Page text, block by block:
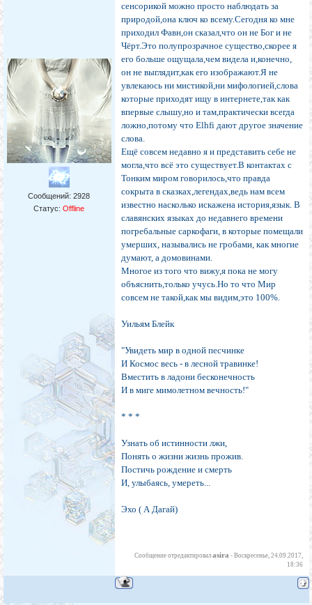
Сообщений: 2928
Статус: Offline
сенсорикой можно просто наблюдать за
природой,она ключ ко всему.Сегодня ко мне
приходил Фавн,он сказал,что он не Бог и не
Чёрт.Это полупрозрачное существо,скорее я
его больше ощущала,чем видела и,конечно,
он не выглядит,как его изображают.Я не
увлекаюсь ни мистикой,ни мифологией,слова
которые приходят ищу в интернете,так как
впервые слышу,но и там,практически всегда
ложно,потому что Elhfi дают другое значение
слова.
Ещё совсем недавно я и представить себе не
могла,что всё это существует.В контактах с
Тонким миром говорилось,что правда
сокрыта в сказках,легендах,ведь нам всем
известно насколько искажена история,язык. В
славянских языках до недавнего времени
погребальные саркофаги, в которые помещали
умерших, назывались не гробами, как многие
думают, а домовинами.
Многое из того что вижу,я пока не могу
объяснить,только учусь.Но то что Мир
совсем не такой,как мы видим,это 100%.
Уильям Блейк
"Увидеть мир в одной песчинке
И Космос весь - в лесной травинке!
Вместить в ладони бесконечность
И в миге мимолетном вечность!"
* * *
Узнать об истинности лжи,
Понять о жизни жизнь прожив.
Постичь рождение и смерть
И, улыбаясь, умереть...
Эхо ( А Дагай)
Сообщение отредактировал asira - Воскресенье, 24.09.2017,
18:36